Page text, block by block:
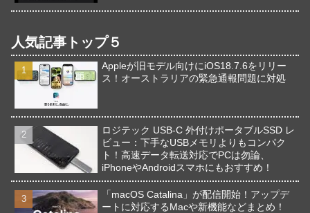
人気記事トップ５
Appleが旧モデル向けにiOS18.7.6をリリー
ス！オーストラリアの緊急通報問題に対処
ロジテック USB-C 外付けポータブルSSD レ
ビュー：下手なUSBメモリよりもコンパク
ト！高速データ転送対応でPCは勿論、
iPhoneやAndroidスマホにもおすすめ！
「macOS Catalina」が配信開始！アップデ
ートに対応するMacや新機能などまとめ！